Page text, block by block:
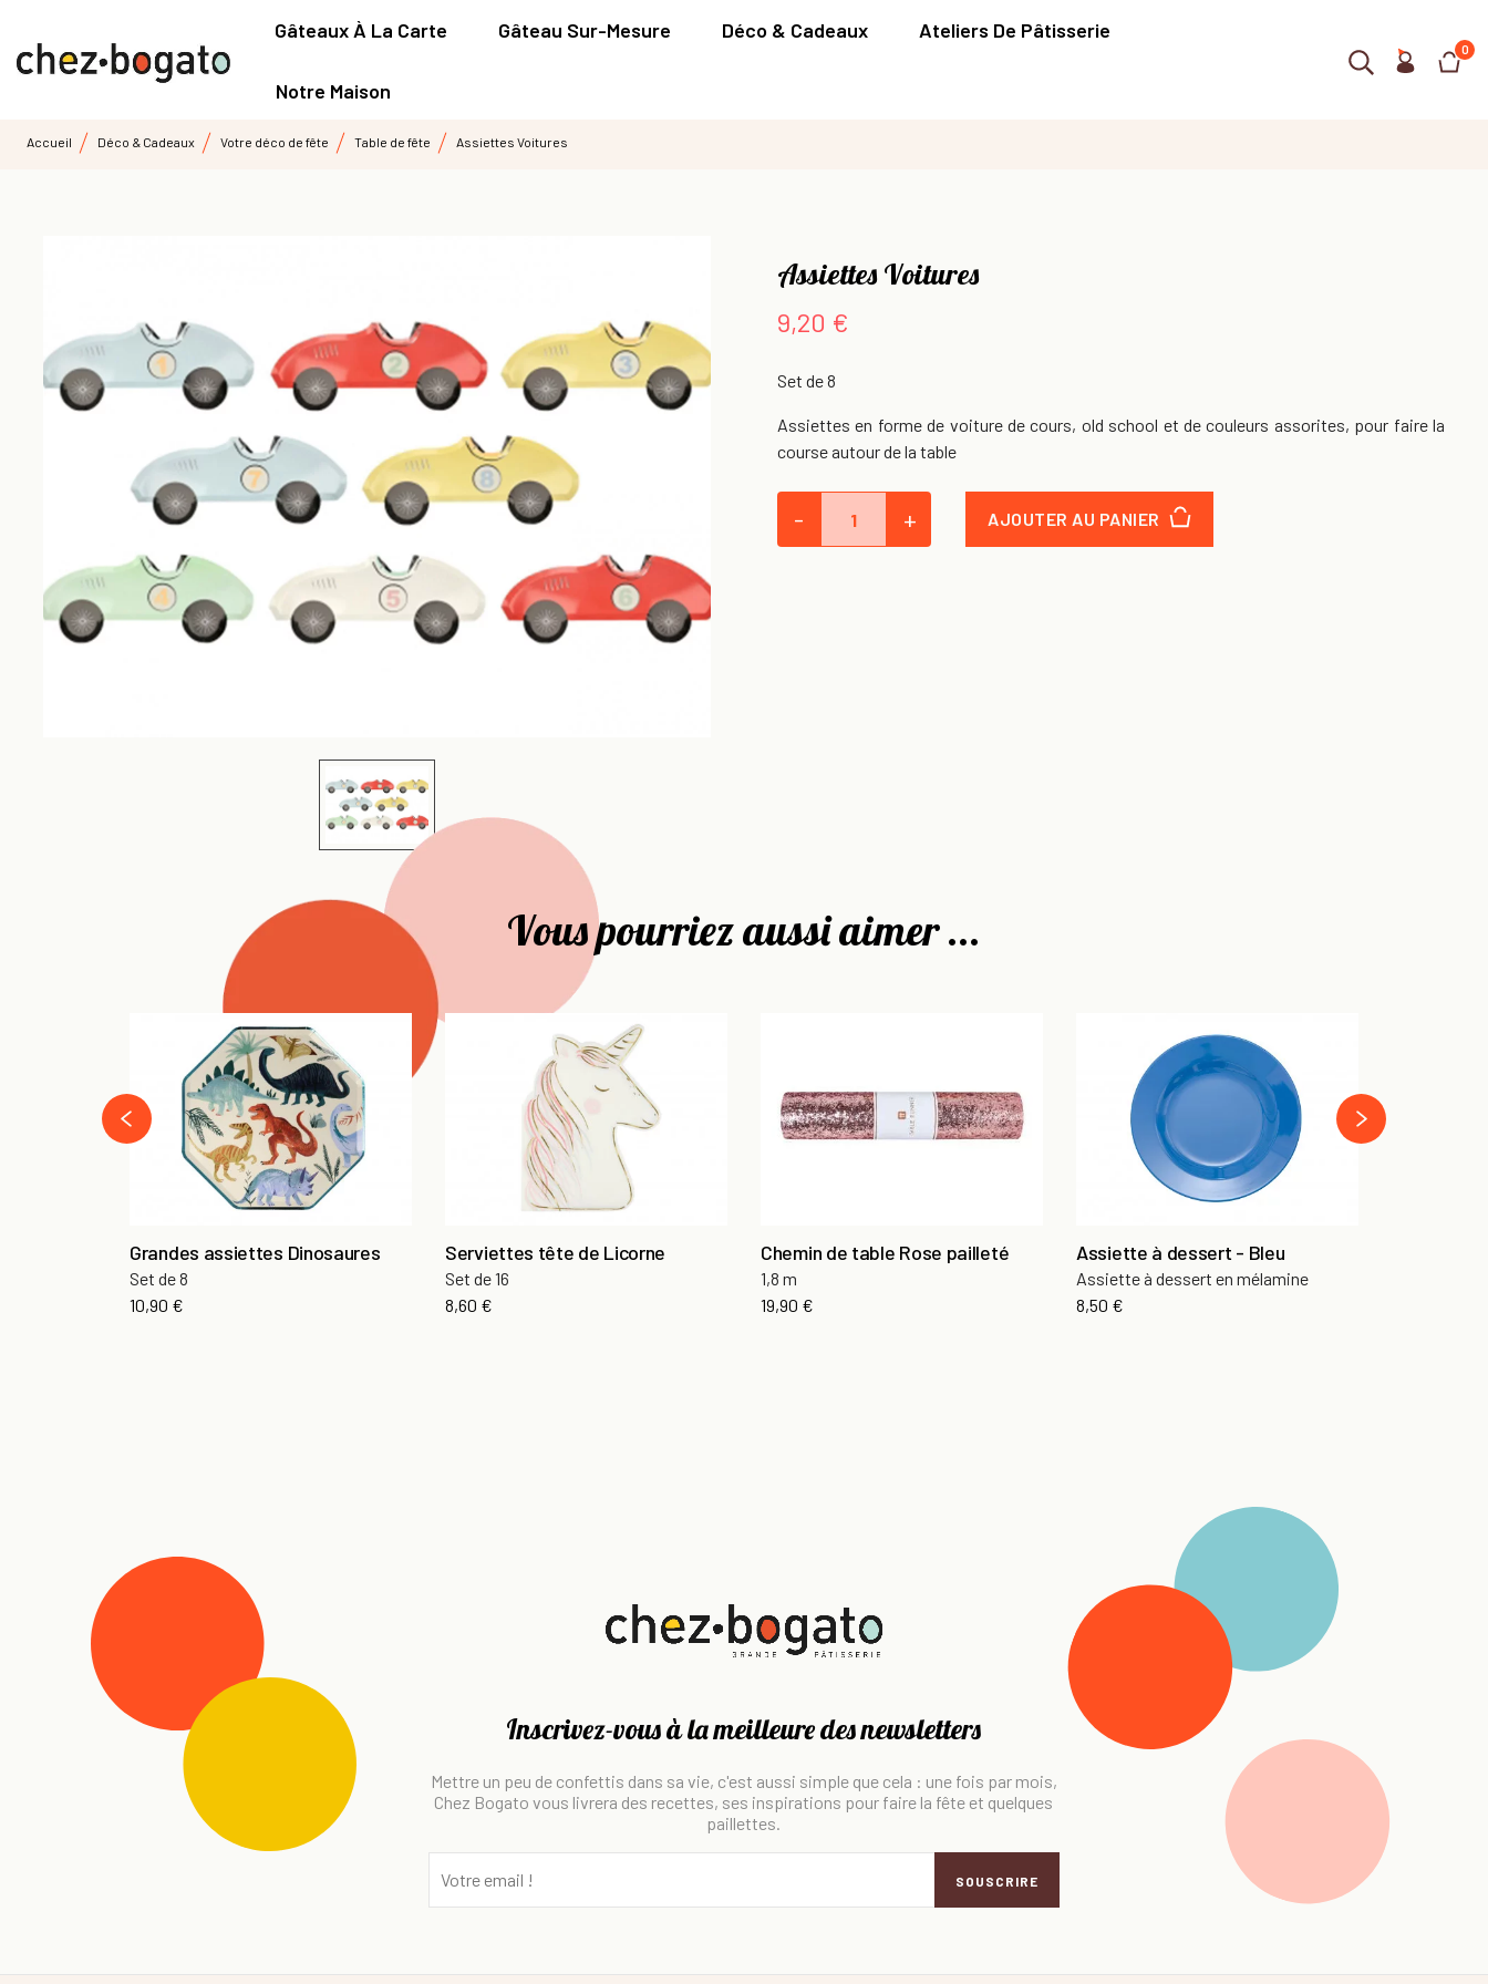
Gâteaux À La Carte Gâteau Sur-Mesure Déco & Cadeaux Ateliers De Pâtisserie
Notre Maison
0
Accueil Déco & Cadeaux Votre déco de fête Table de fête Assiettes Voitures
Assiettes Voitures
9,20 €
Set de 8
Assiettes en forme de voiture de cours, old school et de couleurs assorites, pour faire la
course autour de la table
- + AJOUTER AU PANIER
Vous pourriez aussi aimer ...
Grandes assiettes Dinosaures
Set de 8
10,90 €
Serviettes tête de Licorne
Set de 16
8,60 €
Chemin de table Rose pailleté
1,8 m
19,90 €
Assiette à dessert - Bleu
Assiette à dessert en mélamine
8,50 €
‹
›
Inscrivez-vous à la meilleure des newsletters
Mettre un peu de confettis dans sa vie, c'est aussi simple que cela : une fois par mois,
Chez Bogato vous livrera des recettes, ses inspirations pour faire la fête et quelques
paillettes.
SOUSCRIRE